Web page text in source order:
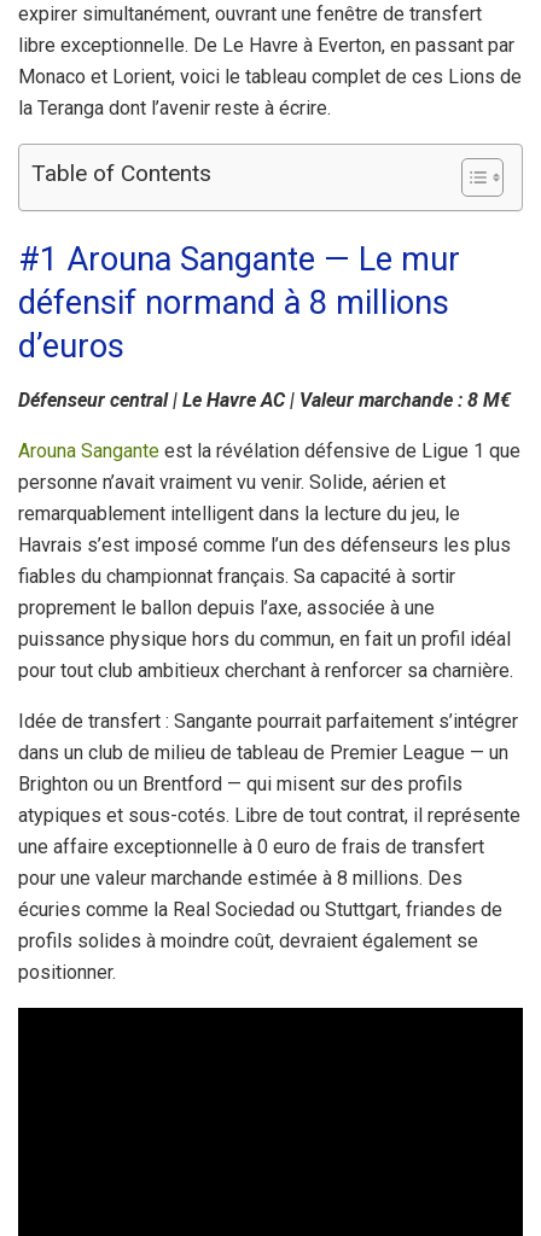
expirer simultanément, ouvrant une fenêtre de transfert
libre exceptionnelle. De Le Havre à Everton, en passant par
Monaco et Lorient, voici le tableau complet de ces Lions de
la Teranga dont l’avenir reste à écrire.
Table of Contents
#1 Arouna Sangante — Le mur
défensif normand à 8 millions
d’euros
Défenseur central | Le Havre AC | Valeur marchande : 8 M€
Arouna Sangante est la révélation défensive de Ligue 1 que
personne n’avait vraiment vu venir. Solide, aérien et
remarquablement intelligent dans la lecture du jeu, le
Havrais s’est imposé comme l’un des défenseurs les plus
fiables du championnat français. Sa capacité à sortir
proprement le ballon depuis l’axe, associée à une
puissance physique hors du commun, en fait un profil idéal
pour tout club ambitieux cherchant à renforcer sa charnière.
Idée de transfert : Sangante pourrait parfaitement s’intégrer
dans un club de milieu de tableau de Premier League — un
Brighton ou un Brentford — qui misent sur des profils
atypiques et sous-cotés. Libre de tout contrat, il représente
une affaire exceptionnelle à 0 euro de frais de transfert
pour une valeur marchande estimée à 8 millions. Des
écuries comme la Real Sociedad ou Stuttgart, friandes de
profils solides à moindre coût, devraient également se
positionner.